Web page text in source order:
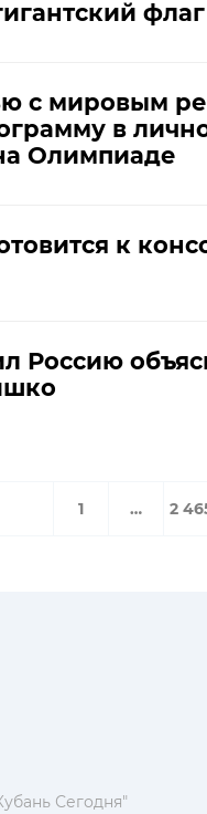
флаг
с мировым
в
Олимпиаде
к
Россию
1 … 2
Сегодня"